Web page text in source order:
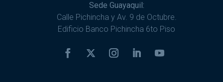
Sede Guayaquil:
Calle Pichincha y Av. 9 de Octubre.
Edificio Banco Pichincha 6to Piso